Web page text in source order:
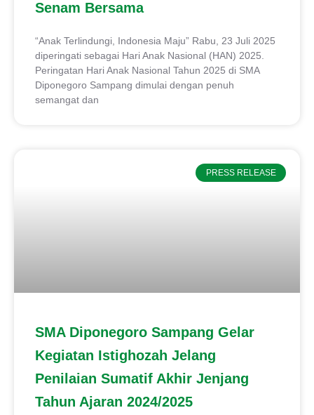
Senam Bersama
“Anak Terlindungi, Indonesia Maju” Rabu, 23 Juli 2025
diperingati sebagai Hari Anak Nasional (HAN) 2025.
Peringatan Hari Anak Nasional Tahun 2025 di SMA
Diponegoro Sampang dimulai dengan penuh
semangat dan
PRESS RELEASE
SMA Diponegoro Sampang Gelar
Kegiatan Istighozah Jelang
Penilaian Sumatif Akhir Jenjang
Tahun Ajaran 2024/2025